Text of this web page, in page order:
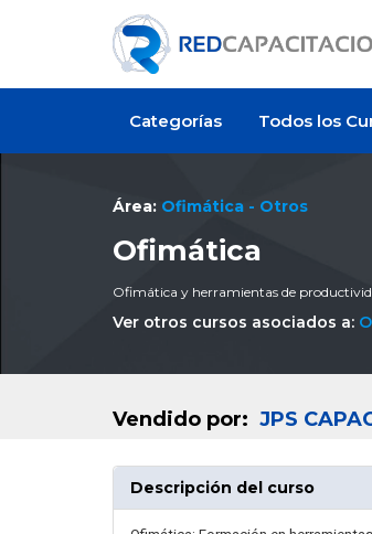
Categorías Todos los
Área: Ofimática - Otros
Ofimática
Ofimática y herramientas de
Ver otros cursos asociados a:
Vendido por: JPS
Descripción del curso